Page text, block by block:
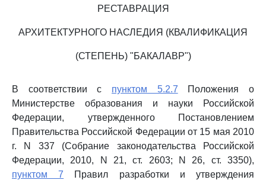
РЕСТАВРАЦИЯ
АРХИТЕКТУРНОГО НАСЛЕДИЯ (КВАЛИФИКАЦИЯ
(СТЕПЕНЬ) "БАКАЛАВР")
В соответствии с пунктом 5.2.7 Положения о
Министерстве образования и науки Российской
Федерации, утвержденного Постановлением
Правительства Российской Федерации от 15 мая 2010
г. N 337 (Собрание законодательства Российской
Федерации, 2010, N 21, ст. 2603; N 26, ст. 3350),
пунктом 7 Правил разработки и утверждения